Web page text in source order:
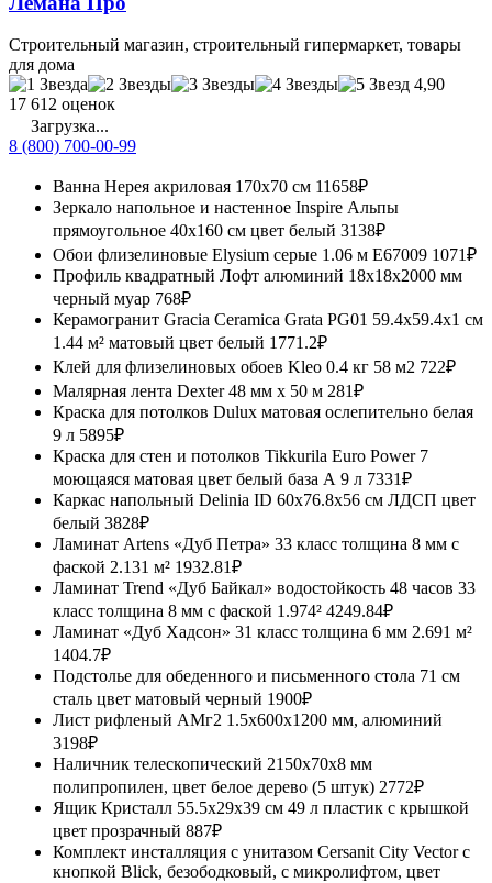
Строительный магазин, строительный гипермаркет, товары
для дома
4,90
17 612 оценок
Загрузка...
8 (800) 700-00-99
Ванна Нерея акриловая 170x70 см 11658₽
Зеркало напольное и настенное Inspire Альпы
прямоугольное 40x160 см цвет белый 3138₽
Обои флизелиновые Elysium серые 1.06 м Е67009 1071₽
Профиль квадратный Лофт алюминий 18x18x2000 мм
черный муар 768₽
Керамогранит Gracia Ceramica Grata PG01 59.4x59.4x1 см
1.44 м² матовый цвет белый 1771.2₽
Клей для флизелиновых обоев Kleo 0.4 кг 58 м2 722₽
Малярная лента Dexter 48 мм х 50 м 281₽
Краска для потолков Dulux матовая ослепительно белая
9 л 5895₽
Краска для стен и потолков Tikkurila Euro Power 7
моющаяся матовая цвет белый база А 9 л 7331₽
Каркас напольный Delinia ID 60x76.8x56 см ЛДСП цвет
белый 3828₽
Ламинат Artens «Дуб Петра» 33 класс толщина 8 мм с
фаской 2.131 м² 1932.81₽
Ламинат Trend «Дуб Байкал» водостойкость 48 часов 33
класс толщина 8 мм с фаской 1.974² 4249.84₽
Ламинат «Дуб Хадсон» 31 класс толщина 6 мм 2.691 м²
1404.7₽
Подстолье для обеденного и письменного стола 71 см
сталь цвет матовый черный 1900₽
Лист рифленый АМг2 1.5x600x1200 мм, алюминий
3198₽
Наличник телескопический 2150x70x8 мм
полипропилен, цвет белое дерево (5 штук) 2772₽
Ящик Кристалл 55.5x29x39 см 49 л пластик с крышкой
цвет прозрачный 887₽
Комплект инсталляция с унитазом Cersanit City Vector с
кнопкой Blick, безободковый, с микролифтом, цвет